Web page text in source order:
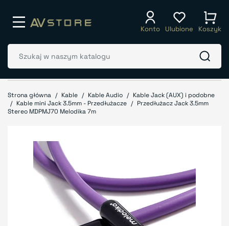
Konto Ulubione Koszyk
Strona główna Kable Kable Audio
Kable Jack (AUX) i podobne
Kable mini Jack 3.5mm - Przedłużacze
Przedłużacz Jack 3.5mm
Stereo MDPMJ70 Melodika 7m